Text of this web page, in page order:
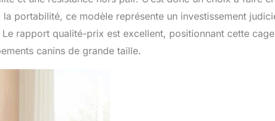
portabilité, ce modèle représente un investissement
rapport qualité-prix est excellent, positionnant cette cage
canins de grande taille.